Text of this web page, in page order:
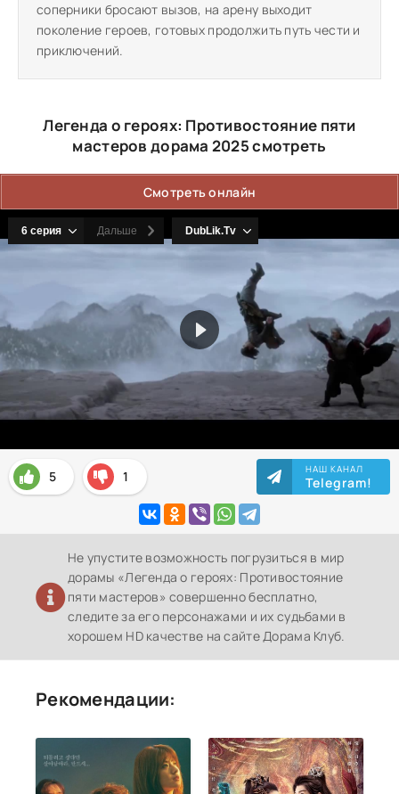
соперники бросают вызов, на арену выходит
поколение героев, готовых продолжить путь чести и
приключений.
Легенда о героях: Противостояние пяти
мастеров дорама 2025 смотреть
Смотреть онлайн
5 1 НАШ КАНАЛ
Telegram!
Не упустите возможность погрузиться в мир
дорамы «Легенда о героях: Противостояние
пяти мастеров» совершенно бесплатно,
следите за его персонажами и их судьбами в
хорошем HD качестве на сайте Дорама Клуб.
Рекомендации: